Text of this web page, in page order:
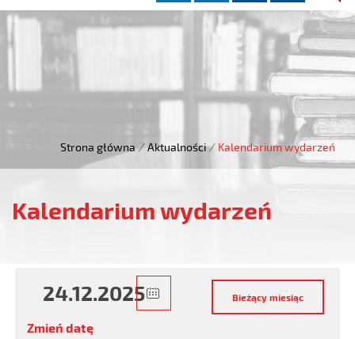
Strona główna / Aktualności / Kalendarium wydarzeń
Kalendarium wydarzeń
Zmień datę